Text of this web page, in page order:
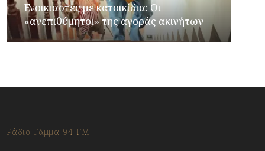
Ενοικιαστές με κατοικίδια: Οι
«ανεπιθύμητοι» της αγοράς ακινήτων
Ράδιο Γάμμα 94 FM